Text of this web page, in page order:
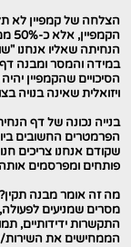
הצלחה של קמפיין לא
הנחיתה שאליו אנחנו
במידה והמסר ומבנה דף
הסיכויים שהקמפיין
ויזואלית שאינה בנויה
בנייה נכונה של דף
הפרמטרים החשובים
שקודם אנחנו צריכים
פותחים ומפרסמים
מה זה אומר מבנה תקין?
מסרים שמניעים
התקשרות ידידותיים,
הממחישים את